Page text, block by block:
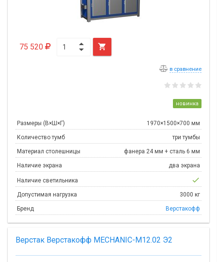
75 520 
в сравнение
новинка
Размеры (В×Ш×Г) 1970×1500×700 мм
Количество тумб три тумбы
Материал столешницы фанера 24 мм + сталь 6 мм
Наличие экрана два экрана
Наличие светильника check
Допустимая нагрузка 3000 кг
Бренд Верстакофф
Верстак Верстакофф MECHANIC-М12.02 Э2